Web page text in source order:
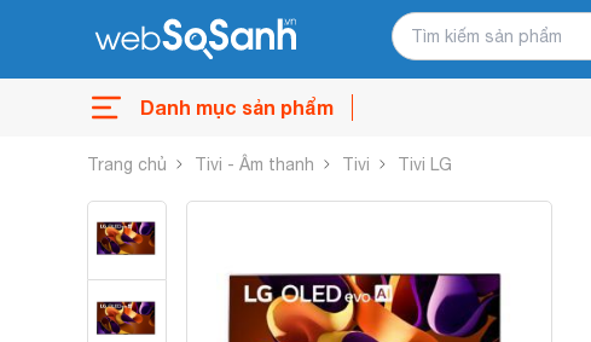
Danh mục sản phẩm
Trang chủ Tivi - Âm thanh Tivi Tivi LG